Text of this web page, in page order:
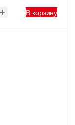
В корзину